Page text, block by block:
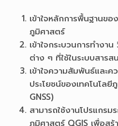
เข้าใจหลักการพื้นฐานขอ
ภูมิศาสตร์
เข้าใจกระบวนการทำงา
ต่าง ๆ ที่ใช้ในระบบสาร
เข้าใจความสัมพันธ์และ
ประโยชน์ของเทคโนโลยี
GNSS)
สามารถใช้งานโปรแกรม
ภูมิศาสตร์ QGIS เพื่อส